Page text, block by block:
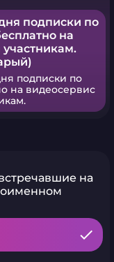
подписки по
на
подписки по
на видеосервис
на